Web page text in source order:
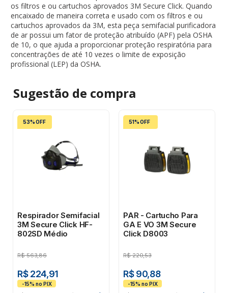
os filtros e ou cartuchos aprovados 3M Secure Click. Quando
encaixado de maneira correta e usado com os filtros e ou
cartuchos aprovados da 3M, esta peça semifacial purificadora
de ar possui um fator de proteção atribuído (APF) pela OSHA
de 10, o que ajuda a proporcionar proteção respiratória para
concentrações de até 10 vezes o limite de exposição
profissional (LEP) da OSHA.
Sugestão de compra
53% OFF
Respirador Semifacial
3M Secure Click HF-
802SD Médio
R$ 563,86
R$ 224,91
51% OFF
PAR - Cartucho Para
GA E VO 3M Secure
Click D8003
R$ 220,53
R$ 90,88